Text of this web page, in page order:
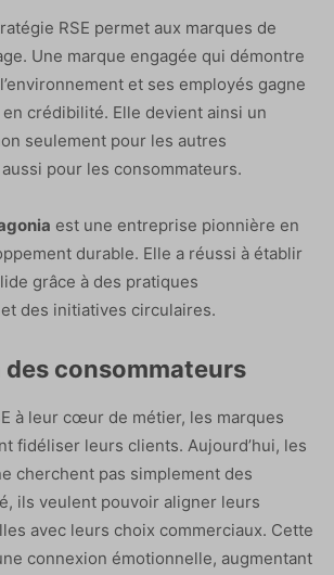
RSE permet aux marques de
Une marque engagée qui démontre
et ses employés gagne
crédibilité. Elle devient ainsi un
seulement pour les autres
pour les consommateurs.
est une entreprise pionnière en
durable. Elle a réussi à établir
grâce à des pratiques
des initiatives circulaires.
consommateurs
à leur cœur de métier, les marques
fidéliser leurs clients. Aujourd’hui, les
cherchent pas simplement des
ils veulent pouvoir aligner leurs
avec leurs choix commerciaux. Cette
connexion émotionnelle, augmentant